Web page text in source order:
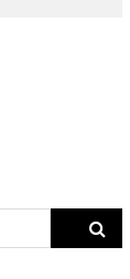
Search
for: